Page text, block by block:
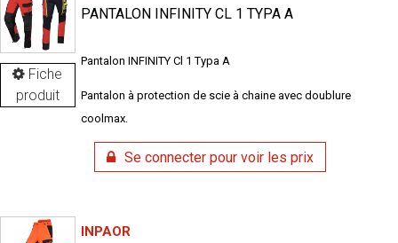
Fiche
produit
PANTALON INFINITY CL 1 TYPA A
Pantalon INFINITY Cl 1 Typa A
Pantalon à protection de scie à chaine avec doublure
coolmax.
Se connecter pour voir les prix
INPAOR